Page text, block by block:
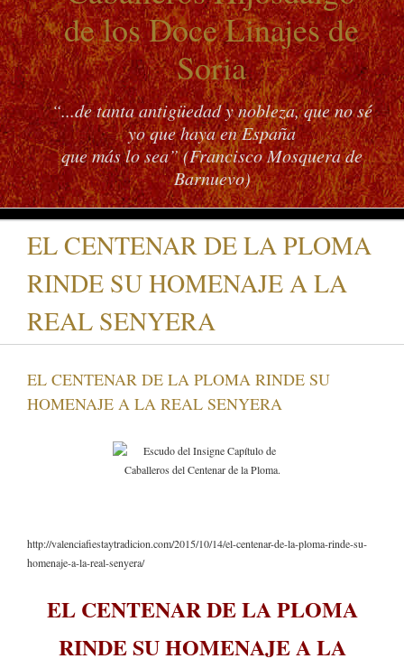
de los Doce Linajes de
Soria
“...de tanta antigüedad y nobleza, que no sé
yo que haya en España
que más lo sea” (Francisco Mosquera de
Barnuevo)
EL CENTENAR DE LA PLOMA
RINDE SU HOMENAJE A LA
REAL SENYERA
EL CENTENAR DE LA PLOMA RINDE SU
HOMENAJE A LA REAL SENYERA
http://valenciafiestaytradicion.com/2015/10/14/el-centenar-de-la-ploma-rinde-su-
homenaje-a-la-real-senyera/
EL CENTENAR DE LA PLOMA
RINDE SU HOMENAJE A LA